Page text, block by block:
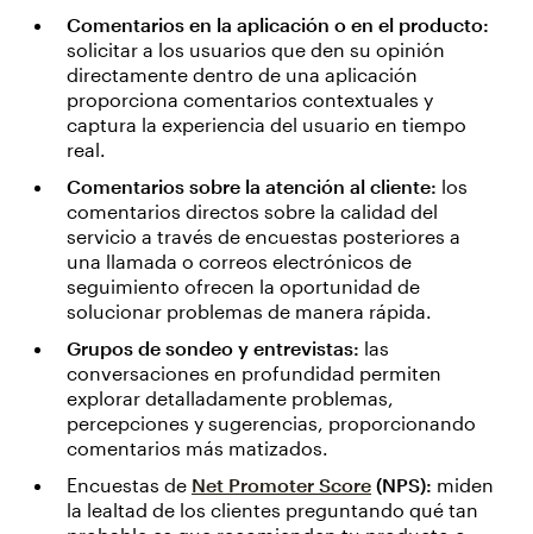
Comentarios en la aplicación o en el producto:
solicitar a los usuarios que den su opinión
directamente dentro de una aplicación
proporciona comentarios contextuales y
captura la experiencia del usuario en tiempo
real.
Comentarios sobre la atención al cliente: los
comentarios directos sobre la calidad del
servicio a través de encuestas posteriores a
una llamada o correos electrónicos de
seguimiento ofrecen la oportunidad de
solucionar problemas de manera rápida.
Grupos de sondeo y entrevistas: las
conversaciones en profundidad permiten
explorar detalladamente problemas,
percepciones y sugerencias, proporcionando
comentarios más matizados.
Encuestas de Net Promoter Score (NPS): miden
la lealtad de los clientes preguntando qué tan